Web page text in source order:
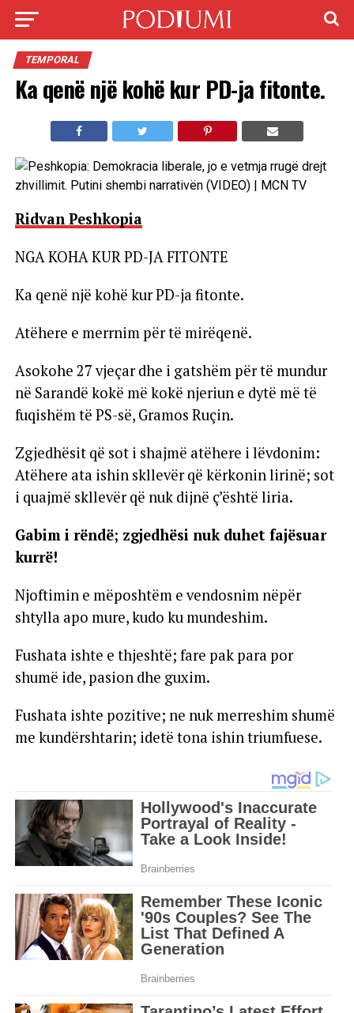
TEMPORAL
Ka qenë një kohë kur PD-ja fitonte.
Ridvan Peshkopia
NGA KOHA KUR PD-JA FITONTE
Ka qenë një kohë kur PD-ja fitonte.
Atëhere e merrnim për të mirëqenë.
Asokohe 27 vjeçar dhe i gatshëm për të mundur
në Sarandë kokë më kokë njeriun e dytë më të
fuqishëm të PS-së, Gramos Ruçin.
Zgjedhësit që sot i shajmë atëhere i lëvdonim:
Atëhere ata ishin skllevër që kërkonin lirinë; sot
i quajmë skllevër që nuk dijnë ç’është liria.
Gabim i rëndë; zgjedhësi nuk duhet fajësuar
kurrë!
Njoftimin e mëposhtëm e vendosnim nëpër
shtylla apo mure, kudo ku mundeshim.
Fushata ishte e thjeshtë; fare pak para por
shumë ide, pasion dhe guxim.
Fushata ishte pozitive; ne nuk merreshim shumë
me kundërshtarin; idetë tona ishin triumfuese.